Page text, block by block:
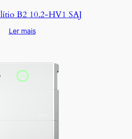
B2 10.2-HV1 SAJ
Ler mais